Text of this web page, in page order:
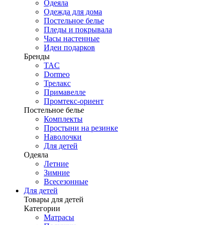
Одеяла
Одежда для дома
Постельное белье
Пледы и покрывала
Часы настенные
Идеи подарков
Бренды
TAC
Dormeo
Трелакс
Примавелле
Промтекс-ориент
Постельное белье
Комплекты
Простыни на резинке
Наволочки
Для детей
Одеяла
Летние
Зимние
Всесезонные
Для детей
Товары для детей
Категории
Матрасы